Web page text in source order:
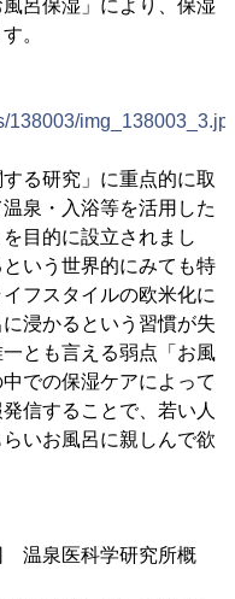
呂保湿」により、保湿
。
138003/
る研究」に重点的に取
泉・入浴等を活用した
目的に設立されまし
いう世界的にみても特
フスタイルの欧米化に
浸かるという習慣が失
とも言える弱点「お風
での保湿ケアによって
信することで、若い人
いお風呂に親しんで欲
温泉医科学研究所概